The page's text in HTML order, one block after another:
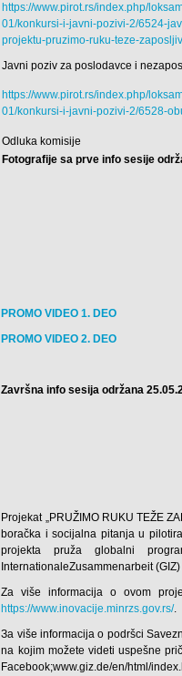
https://www.pirot.rs/index.php/
01/konkursi-i-javni-pozivi-2/6524-
projektu-pruzimo-ruku-teze-
Javni poziv za poslodavce i
https://www.pirot.rs/index.php/
01/konkursi-i-javni-pozivi-2/6528-
Odluka komisije
Fotografije sa prve info sesije
PROMO VIDEO 1. DEO
PROMO VIDEO 2. DEO
Završna info sesija održana
Projekat „PRUŽIMO RUKU TEŽE
boračka i socijalna pitanja u
projekta pruža globalni
InternationaleZusammenarbeit
Za više informacija o ovom
https://www.inovacije.minrzs.gov.rs/.
Зa više informacija o podršci
na kojim možete videti uspešne
Facebook;www.giz.de/en/html/